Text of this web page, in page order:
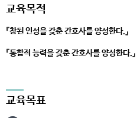
교육목적
『참된 인성을 갖춘 간호사를 양성한다.』
『통합적 능력을 갖춘 간호사를 양성한다. 』
교육목표